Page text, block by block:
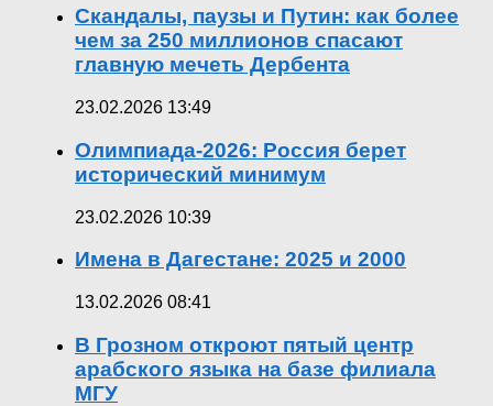
Скандалы, паузы и Путин: как более
чем за 250 миллионов спасают
главную мечеть Дербента
23.02.2026 13:49
Олимпиада-2026: Россия берет
исторический минимум
23.02.2026 10:39
Имена в Дагестане: 2025 и 2000
13.02.2026 08:41
В Грозном откроют пятый центр
арабского языка на базе филиала
МГУ